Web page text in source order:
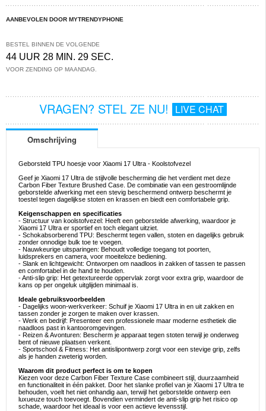
AANBEVOLEN DOOR MYTRENDYPHONE
BESTEL BINNEN DE VOLGENDE
44 UUR 28 MIN. 29 SEC.
VOOR ZENDING OP MAANDAG.
VRAGEN? STEL ZE NU! LIVE CHAT
Omschrijving
Geborsteld TPU hoesje voor Xiaomi 17 Ultra - Koolstofvezel
Geef je Xiaomi 17 Ultra de stijlvolle bescherming die het verdient met deze
Carbon Fiber Texture Brushed Case. De combinatie van een gestroomlijnde
geborstelde afwerking met een stevig beschermend ontwerp beschermt je
toestel tegen dagelijkse stoten en krassen en biedt een comfortabele grip.
Keigenschappen en specificaties
- Structuur van koolstofvezel: Heeft een geborstelde afwerking, waardoor je
Xiaomi 17 Ultra er sportief en toch elegant uitziet.
- Schokabsorberend TPU: Beschermt tegen vallen, stoten en dagelijks gebruik
zonder onnodige bulk toe te voegen.
- Nauwkeurige uitsparingen: Behoudt volledige toegang tot poorten,
luidsprekers en camera, voor moeiteloze bediening.
- Slank en lichtgewicht: Ontworpen om naadloos in zakken of tassen te passen
en comfortabel in de hand te houden.
- Anti-slip grip: Het getextureerde oppervlak zorgt voor extra grip, waardoor de
kans op per ongeluk uitglijden minimaal is.
Ideale gebruiksvoorbeelden
- Dagelijks woon-werkverkeer: Schuif je Xiaomi 17 Ultra in en uit zakken en
tassen zonder je zorgen te maken over krassen.
- Werk en bedrijf: Presenteer een professionele maar moderne esthetiek die
naadloos past in kantooromgevingen.
- Reizen & Avonturen: Bescherm je apparaat tegen stoten terwijl je onderweg
bent of nieuwe plaatsen verkent.
- Sportschool & Fitness: Het antislipontwerp zorgt voor een stevige grip, zelfs
als je handen zweterig worden.
Waarom dit product perfect is om te kopen
Kiezen voor deze Carbon Fiber Texture Case combineert stijl, duurzaamheid
en functionaliteit in één pakket. Door het slanke profiel van je Xiaomi 17 Ultra te
behouden, voelt het niet onhandig aan, terwijl het geborstelde ontwerp een
luxueuze touch toevoegt. Bovendien vermindert de anti-slip grip het risico op
schade, waardoor het ideaal is voor een actieve levensstijl.